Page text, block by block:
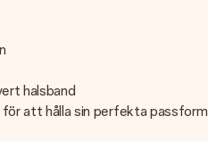
halsband
att hålla sin perfekta passform